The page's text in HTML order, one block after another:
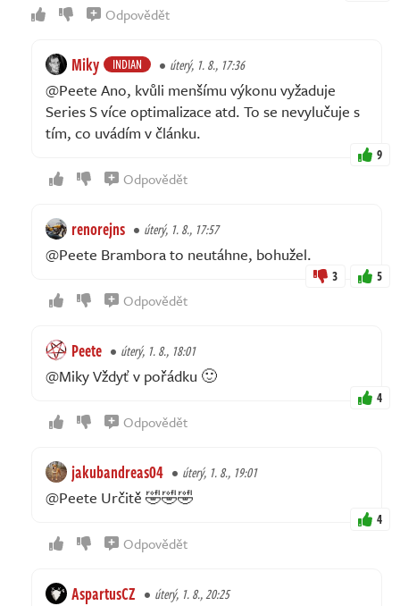
Odpovědět
Miky INDIAN úterý, 1. 8., 17:36
@Peete Ano, kvůli menšímu výkonu vyžaduje
Series S více optimalizace atd. To se nevylučuje s
tím, co uvádím v článku.
9
Odpovědět
renorejns úterý, 1. 8., 17:57
@Peete Brambora to neutáhne, bohužel.
3 5
Odpovědět
Peete úterý, 1. 8., 18:01
@Miky Vždyť v pořádku 🙂
4
Odpovědět
jakubandreas04 úterý, 1. 8., 19:01
@Peete Určitě 🤣🤣🤣
4
Odpovědět
AspartusCZ úterý, 1. 8., 20:25